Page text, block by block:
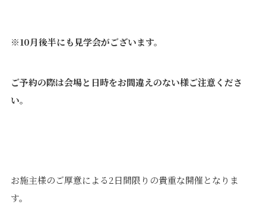
※10月後半にも見学会がございます。
ご予約の際は会場と日時をお間違えのない様ご注意くださ
い。
お施主様のご厚意による2日間限りの貴重な開催となりま
す。